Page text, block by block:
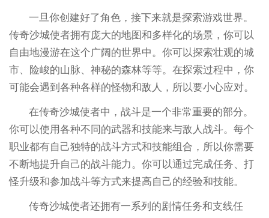
一旦你创建好了角色，接下来就是探索游戏世界。
传奇沙城使者拥有庞大的地图和多样化的场景，你可以
自由地漫游在这个广阔的世界中。你可以探索壮观的城
市、险峻的山脉、神秘的森林等等。在探索过程中，你
可能会遇到各种各样的怪物和敌人，所以要小心应对。
在传奇沙城使者中，战斗是一个非常重要的部分。
你可以使用各种不同的武器和技能来与敌人战斗。每个
职业都有自己独特的战斗方式和技能组合，所以你需要
不断地提升自己的战斗能力。你可以通过完成任务、打
怪升级和参加战斗等方式来提高自己的经验和技能。
传奇沙城使者还拥有一系列的剧情任务和支线任